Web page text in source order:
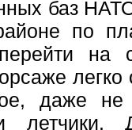
баз
по
на
легко
даже не